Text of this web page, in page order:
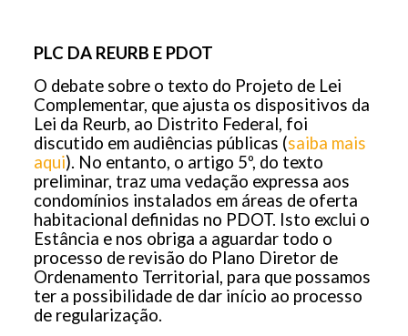
PLC DA REURB E PDOT
O debate sobre o texto do Projeto de Lei
Complementar, que ajusta os dispositivos da
Lei da Reurb, ao Distrito Federal, foi
discutido em audiências públicas (saiba mais
aqui). No entanto, o artigo 5º, do texto
preliminar, traz uma vedação expressa aos
condomínios instalados em áreas de oferta
habitacional definidas no PDOT. Isto exclui o
Estância e nos obriga a aguardar todo o
processo de revisão do Plano Diretor de
Ordenamento Territorial, para que possamos
ter a possibilidade de dar início ao processo
de regularização.